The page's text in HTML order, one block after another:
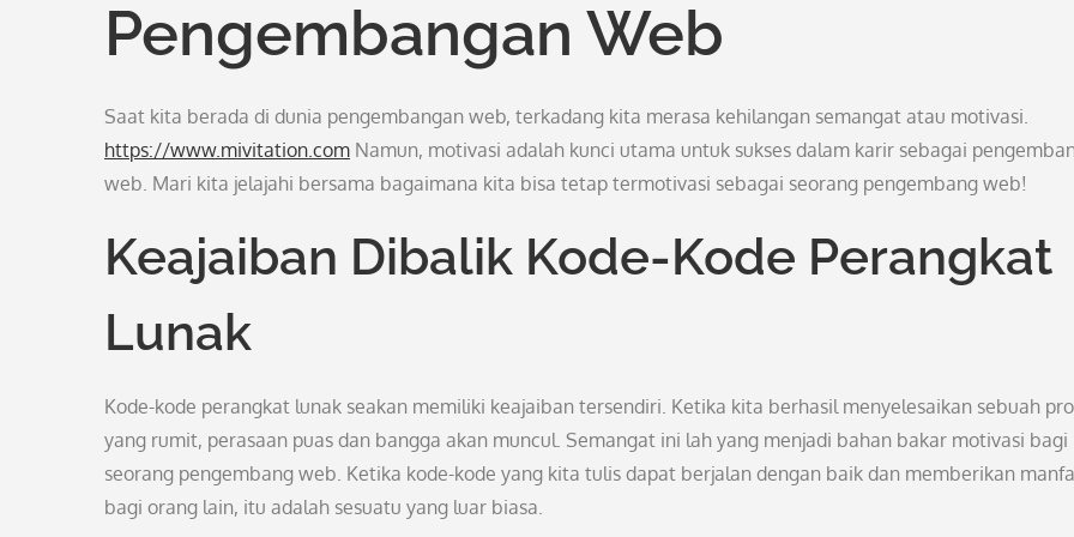
Pengembangan Web
Saat kita berada di dunia pengembangan web, terkadang kita merasa kehilangan semangat atau motivasi.
https://www.mivitation.com Namun, motivasi adalah kunci utama untuk sukses dalam karir sebagai
web. Mari kita jelajahi bersama bagaimana kita bisa tetap termotivasi sebagai seorang pengembang web!
Keajaiban Dibalik Kode-Kode Perangkat
Lunak
Kode-kode perangkat lunak seakan memiliki keajaiban tersendiri. Ketika kita berhasil menyelesaikan sebuah
yang rumit, perasaan puas dan bangga akan muncul. Semangat ini lah yang menjadi bahan bakar motivasi bagi
seorang pengembang web. Ketika kode-kode yang kita tulis dapat berjalan dengan baik dan memberikan
bagi orang lain, itu adalah sesuatu yang luar biasa.